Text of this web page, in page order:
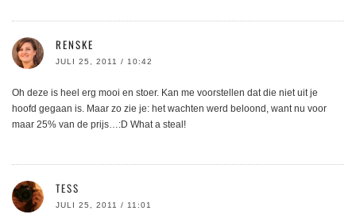
RENSKE
JULI 25, 2011 / 10:42
Oh deze is heel erg mooi en stoer. Kan me voorstellen dat die niet uit je
hoofd gegaan is. Maar zo zie je: het wachten werd beloond, want nu voor
maar 25% van de prijs…:D What a steal!
TESS
JULI 25, 2011 / 11:01